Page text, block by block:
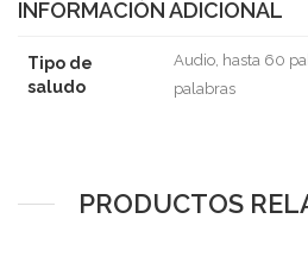
INFORMACIÓN ADICIONAL
Tipo de
saludo
Audio, hasta 60
palabras
PRODUCTOS